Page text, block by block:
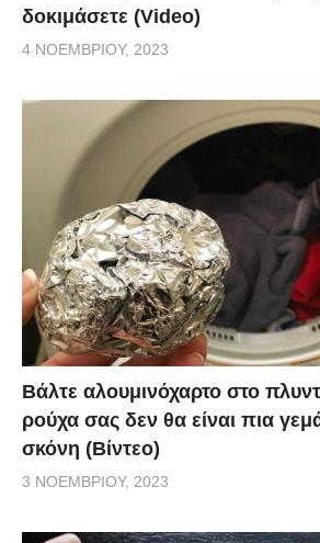
δοκιμάσετε (Video)
4 ΝΟΕΜΒΡΊΟΥ, 2023
Βάλτε αλουμινόχαρτο στο
ρούχα σας δεν θα είναι πια
σκόνη (Βίντεο)
3 ΝΟΕΜΒΡΊΟΥ, 2023